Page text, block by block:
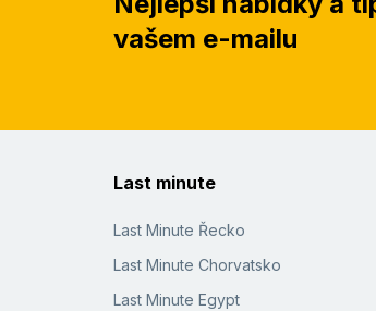
vašem e-mailu
Last minute
Last Minute Řecko
Last Minute Chorvatsko
Last Minute Egypt